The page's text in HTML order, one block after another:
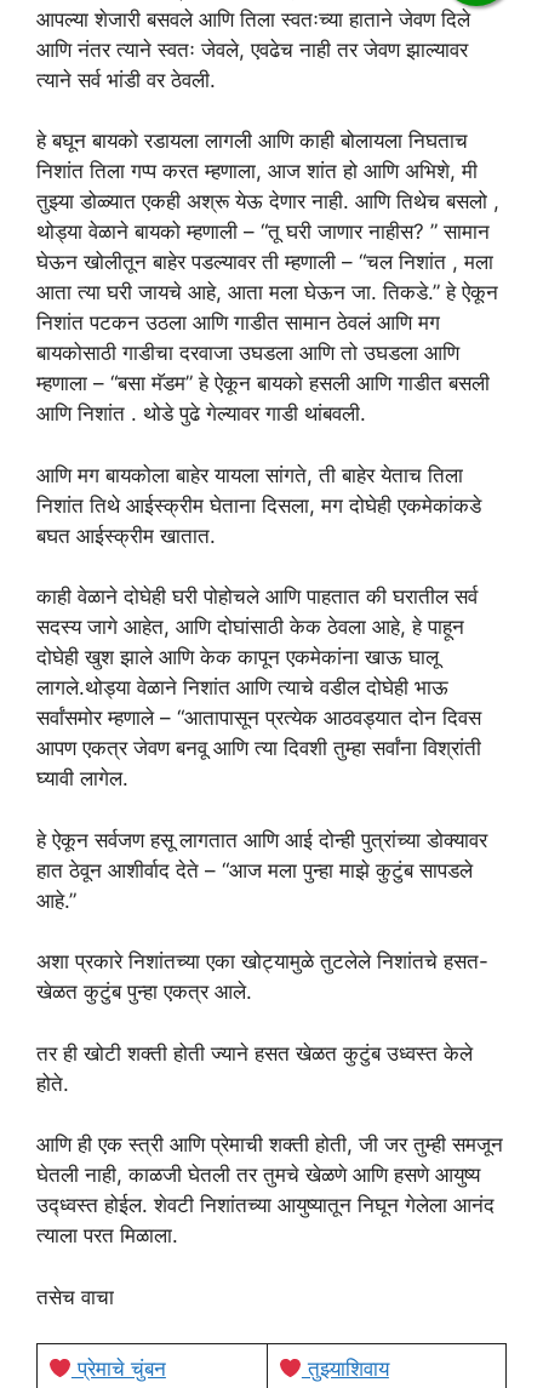
आपल्या शेजारी बसवले आणि तिला स्वतःच्या हाताने जेवण दिले
आणि नंतर त्याने स्वतः जेवले, एवढेच नाही तर जेवण झाल्यावर
त्याने सर्व भांडी वर ठेवली.
हे बघून बायको रडायला लागली आणि काही बोलायला निघताच
निशांत तिला गप्प करत म्हणाला, आज शांत हो आणि अभिशे, मी
तुझ्या डोळ्यात एकही अश्रू येऊ देणार नाही. आणि तिथेच बसलो ,
थोड्या वेळाने बायको म्हणाली – “तू घरी जाणार नाहीस? ” सामान
घेऊन खोलीतून बाहेर पडल्यावर ती म्हणाली – “चल निशांत , मला
आता त्या घरी जायचे आहे, आता मला घेऊन जा. तिकडे.” हे ऐकून
निशांत पटकन उठला आणि गाडीत सामान ठेवलं आणि मग
बायकोसाठी गाडीचा दरवाजा उघडला आणि तो उघडला आणि
म्हणाला – “बसा मॅडम” हे ऐकून बायको हसली आणि गाडीत बसली
आणि निशांत . थोडे पुढे गेल्यावर गाडी थांबवली.
आणि मग बायकोला बाहेर यायला सांगते, ती बाहेर येताच तिला
निशांत तिथे आईस्क्रीम घेताना दिसला, मग दोघेही एकमेकांकडे
बघत आईस्क्रीम खातात.
काही वेळाने दोघेही घरी पोहोचले आणि पाहतात की घरातील सर्व
सदस्य जागे आहेत, आणि दोघांसाठी केक ठेवला आहे, हे पाहून
दोघेही खुश झाले आणि केक कापून एकमेकांना खाऊ घालू
लागले.थोड्या वेळाने निशांत आणि त्याचे वडील दोघेही भाऊ
सर्वांसमोर म्हणाले – “आतापासून प्रत्येक आठवड्यात दोन दिवस
आपण एकत्र जेवण बनवू आणि त्या दिवशी तुम्हा सर्वांना विश्रांती
घ्यावी लागेल.
हे ऐकून सर्वजण हसू लागतात आणि आई दोन्ही पुत्रांच्या डोक्यावर
हात ठेवून आशीर्वाद देते – “आज मला पुन्हा माझे कुटुंब सापडले
आहे.”
अशा प्रकारे निशांतच्या एका खोट्यामुळे तुटलेले निशांतचे हसत-
खेळत कुटुंब पुन्हा एकत्र आले.
तर ही खोटी शक्ती होती ज्याने हसत खेळत कुटुंब उध्वस्त केले
होते.
आणि ही एक स्त्री आणि प्रेमाची शक्ती होती, जी जर तुम्ही समजून
घेतली नाही, काळजी घेतली तर तुमचे खेळणे आणि हसणे आयुष्य
उद्ध्वस्त होईल. शेवटी निशांतच्या आयुष्यातून निघून गेलेला आनंद
त्याला परत मिळाला.
तसेच वाचा
प्रेमाचे चुंबन तुझ्याशिवाय